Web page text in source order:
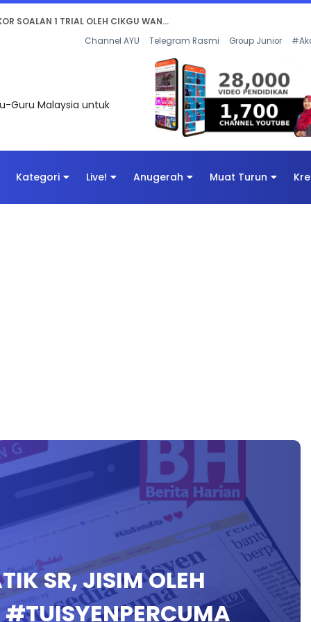
DIGITAL PENYELAMAT DUNIA
Channel AYU Telegram Rasmi Group Junior
Guru Malaysia untuk
Kategori Live! Anugerah Muat Turun
SR, JISIM OLEH